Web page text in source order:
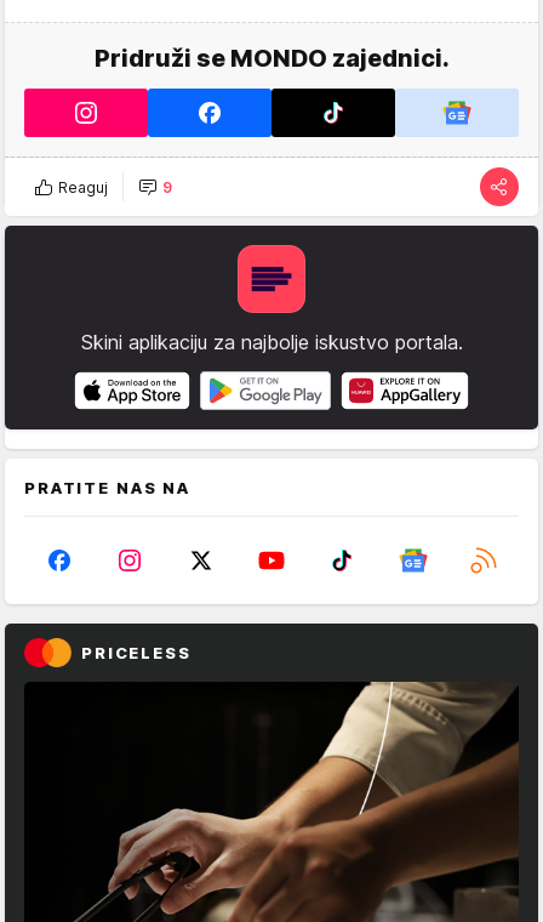
Pridruži se MONDO zajednici.
Reaguj 9
Skini aplikaciju za najbolje iskustvo portala.
PRATITE NAS NA
PRICELESS